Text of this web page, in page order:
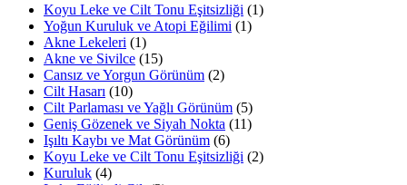
Koyu Leke ve Cilt Tonu Eşitsizliği (1)
Yoğun Kuruluk ve Atopi Eğilimi (1)
Akne Lekeleri (1)
Akne ve Sivilce (15)
Cansız ve Yorgun Görünüm (2)
Cilt Hasarı (10)
Cilt Parlaması ve Yağlı Görünüm (5)
Geniş Gözenek ve Siyah Nokta (11)
Işıltı Kaybı ve Mat Görünüm (6)
Koyu Leke ve Cilt Tonu Eşitsizliği (2)
Kuruluk (4)